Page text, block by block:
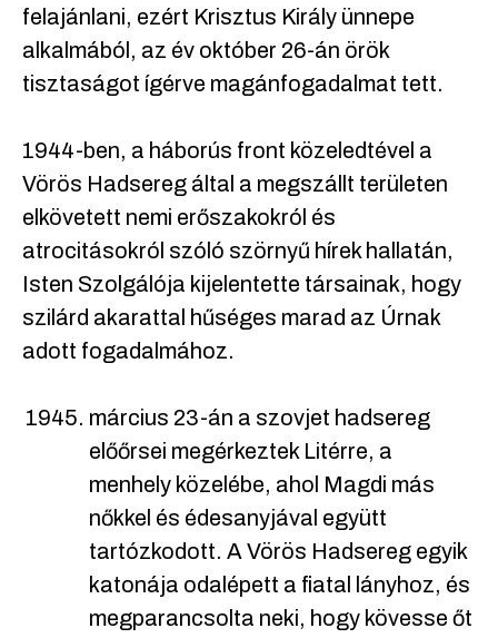
felajánlani, ezért Krisztus Király ünnepe
alkalmából, az év október 26-án örök
tisztaságot ígérve magánfogadalmat tett.
1944-ben, a háborús front közeledtével a
Vörös Hadsereg által a megszállt területen
elkövetett nemi erőszakokról és
atrocitásokról szóló szörnyű hírek hallatán,
Isten Szolgálója kijelentette társainak, hogy
szilárd akarattal hűséges marad az Úrnak
adott fogadalmához.
március 23-án a szovjet hadsereg
előőrsei megérkeztek Litérre, a
menhely közelébe, ahol Magdi más
nőkkel és édesanyjával együtt
tartózkodott. A Vörös Hadsereg egyik
katonája odalépett a fiatal lányhoz, és
megparancsolta neki, hogy kövesse őt